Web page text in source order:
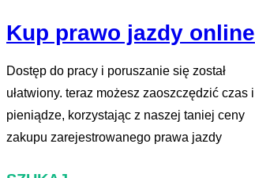
Kup prawo jazdy online
Dostęp do pracy i poruszanie się został
ułatwiony. teraz możesz zaoszczędzić czas i
pieniądze, korzystając z naszej taniej ceny
zakupu zarejestrowanego prawa jazdy